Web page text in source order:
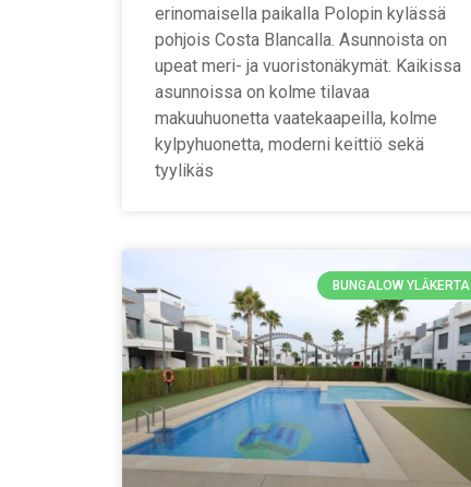
erinomaisella paikalla Polopin kylässä
pohjois Costa Blancalla. Asunnoista on
upeat meri- ja vuoristonäkymät. Kaikissa
asunnoissa on kolme tilavaa
makuuhuonetta vaatekaapeilla, kolme
kylpyhuonetta, moderni keittiö sekä
tyylikäs
BUNGALOW YLÄKERTA